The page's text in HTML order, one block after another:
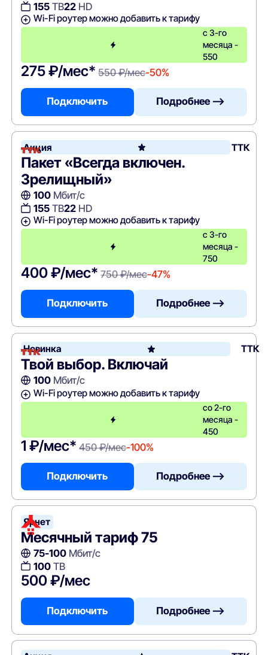
155ТВ22HD
Wi-Fi роутер можно добавить к тарифу
с 3-го
месяца -
550
275 ₽/мес* 550 ₽/мес-50%
Подключить Подробнее —>
Акция ТТК
Пакет «Всегда включен.
Зрелищный»
100Мбит/с
155ТВ22HD
Wi-Fi роутер можно добавить к тарифу
с 3-го
месяца -
750
400 ₽/мес* 750 ₽/мес-47%
Подключить Подробнее —>
Новинка ТТК
Твой выбор. Включай
100Мбит/с
Wi-Fi роутер можно добавить к тарифу
со 2-го
месяца -
450
1 ₽/мес* 450 ₽/мес-100%
Подключить Подробнее —>
Ярнет
Месячный тариф 75
75-100Мбит/с
100ТВ
500 ₽/мес
Подключить Подробнее —>